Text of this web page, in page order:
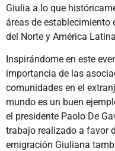
Giulia a lo que
áreas de establecimiento
del Norte y América
Inspirándome en este
importancia de las
comunidades en el
mundo es un buen
el presidente Paolo De
trabajo realizado a favor
emigración Giuliana